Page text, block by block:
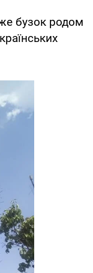
бузок родом